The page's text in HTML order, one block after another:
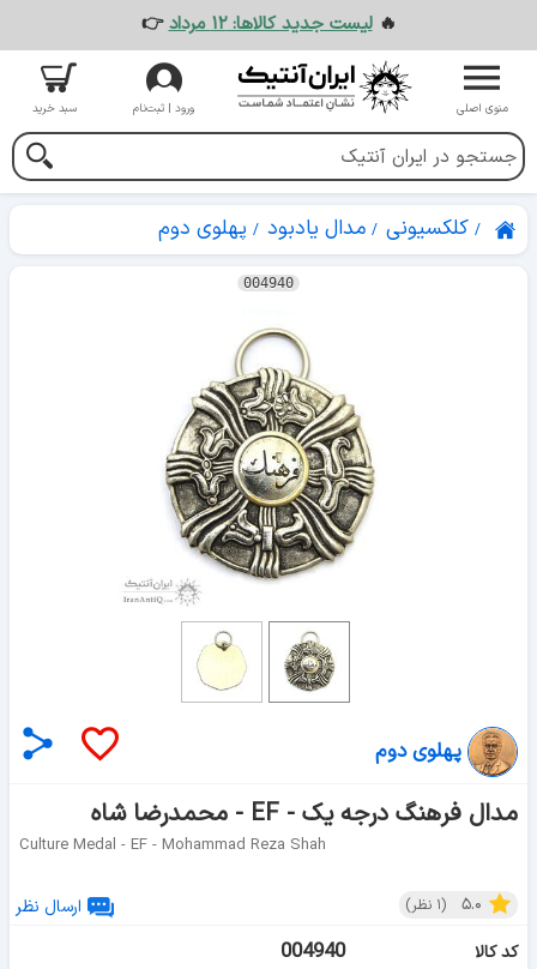
🔥لیست جدید کالاها: ۱۲ مرداد 👉
منوی اصلی ورود | ثبت‌نام سبد خرید
کلکسیونی مدال یادبود پهلوی دوم
004940
پهلوی دوم
مدال فرهنگ درجه یک - EF - محمدرضا شاه
Culture Medal - EF - Mohammad Reza Shah
۵.۰ (۱ نظر)
ارسال نظر
کد کالا
004940